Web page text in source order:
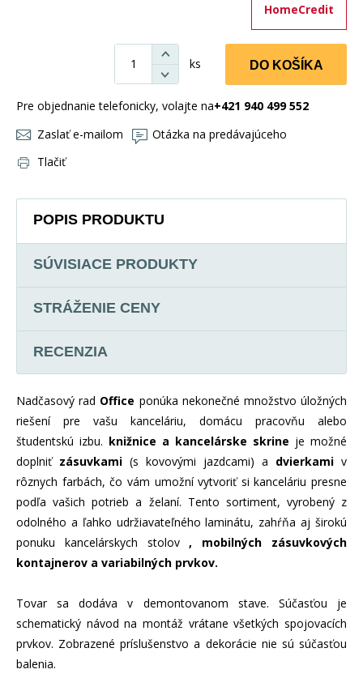
HomeCredit
ks DO KOŠÍKA
Pre objednanie telefonicky, volajte na+421 940 499 552
Zaslať e-mailom
Otázka na predávajúceho
Tlačiť
POPIS PRODUKTU
SÚVISIACE PRODUKTY
STRÁŽENIE CENY
RECENZIA
Nadčasový rad Office ponúka nekonečné množstvo úložných
riešení pre vašu kanceláriu, domácu pracovňu alebo
študentskú izbu. knižnice a kancelárske skrine je možné
doplniťzásuvkami (s kovovými jazdcami) a dvierkami v
rôznych farbách, čo vám umožní vytvoriť si kanceláriu presne
podľa vašich potrieb a želaní. Tento sortiment, vyrobený z
odolného a ľahko udržiavateľného laminátu, zahŕňa aj širokú
ponuku kancelárskych stolov, mobilných zásuvkových
kontajnerov a variabilných prvkov.
Tovar sa dodáva v demontovanom stave. Súčasťou je
schematický návod na montáž vrátane všetkých spojovacích
prvkov. Zobrazené príslušenstvo a dekorácie nie sú súčasťou
balenia.